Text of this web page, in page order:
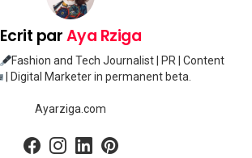
Ecrit parAya Rziga
Fashion and Tech Journalist | PR | Content
| Digital Marketer in permanent beta.
Ayarziga.com
facebookinstagram
linkedin